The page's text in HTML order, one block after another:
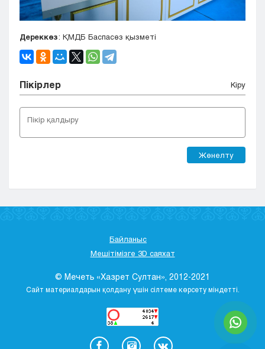
Дереккөз: ҚМДБ Баспасөз қызметі
Пікірлер Кіру
Жөнелту
Байланыс
Мешітімізге 3D саяхат
© Мечеть «Хазрет Султан», 2012-2021
Сайт материалдарын қолдану үшін сілтеме көрсету міндетті.